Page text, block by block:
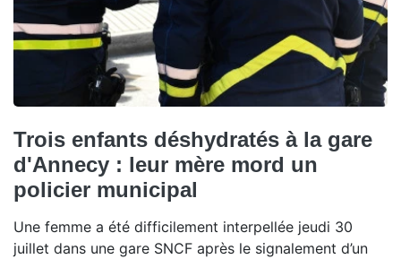
Trois enfants déshydratés à la gare
d'Annecy : leur mère mord un
policier municipal
Une femme a été difficilement interpellée jeudi 30
juillet dans une gare SNCF après le signalement d’un